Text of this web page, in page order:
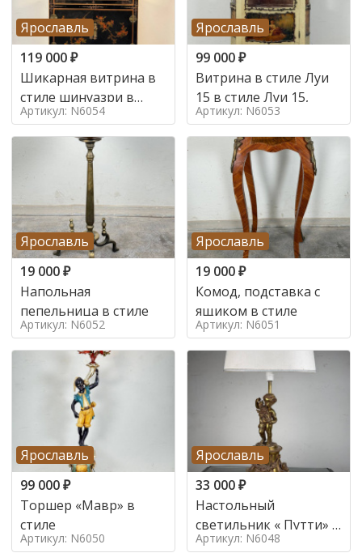
Ярославль
119 000₽
Шикарная витрина в
стиле шинуазри в
стиле шинуазри,
Артикул: N6054
Ярославль
99 000₽
Витрина в стиле Луи
15 в стиле Луи 15,
Артикул: N6053
Ярославль
19 000₽
Напольная
пепельница в стиле
Артикул: N6052
Ярославль
19 000₽
Комод, подставка с
ящиком в стиле
Артикул: N6051
Ярославль
99 000₽
Торшер «Мавр» в
стиле
Артикул: N6050
Ярославль
33 000₽
Настольный
светильник « Путти» в
стиле
Артикул: N6048